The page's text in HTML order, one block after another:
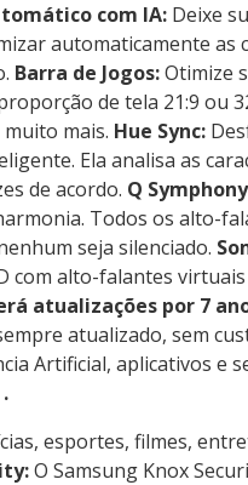
com IA: Deixe
automaticamente as
Barra de Jogos:Otimize
de tela 21:9 ou
muito mais. Hue Sync:
Ela analisa as
de acordo. Q
Todos os alto-
seja silenciado.
com alto-falantes
atualizações por 7
atualizado, sem
Artificial, aplicativos e
esportes, filmes,
O Samsung Knox